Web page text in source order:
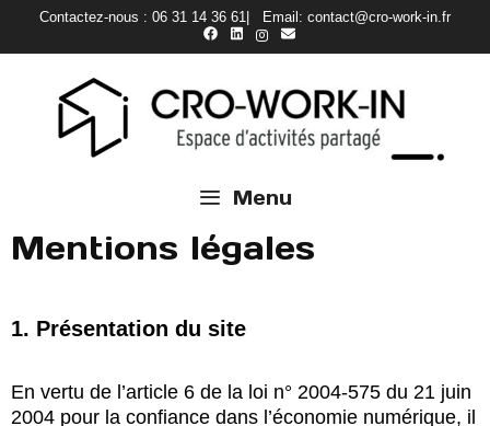
Contactez-nous : 06 31 14 36 61| Email: contact@cro-work-in.fr
Menu
Mentions légales
1. Présentation du site
En vertu de l’article 6 de la loi n° 2004-575 du 21 juin
2004 pour la confiance dans l’économie numérique, il